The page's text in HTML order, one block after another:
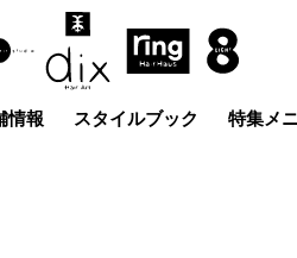
情報 スタイルブック 特集メ